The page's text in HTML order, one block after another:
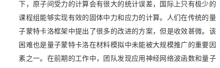
下，原子间受力的计算会有很大的统计误差，国际上只有极少的
课程组能够实现有效的固体中力和应力的计算。人们在传统的量
子蒙特卡洛框架中提出了很多的改进的方案，但是收效甚微。该
困难也是量子蒙特卡洛在材料模拟中未能被大规模推广的重要因
素之一。在前期的工作中，团队发现应用神经网络波函数和量子